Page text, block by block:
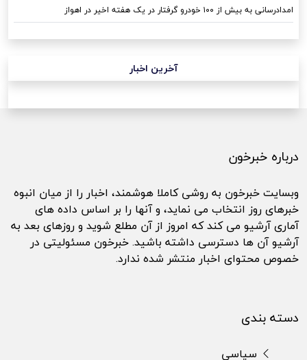
امدادرسانی به بیش از ۱۰۰ خودرو گرفتار در یک هفته اخیر در اهواز
آخرین اخبار
درباره خبرخون
وبسایت خبرخون به روشی کاملا هوشمند، اخبار را از میان انبوه
خبرهای روز انتخاب می نماید، و آنها را بر اساس داده های
آماری آرشیو می کند که امروز از آن مطلع شوید و روزهای بعد به
آرشیو آن ها دسترسی داشته باشید. خبرخون مسئولیتی در
خصوص محتوای اخبار منتشر شده ندارد.
دسته بندی
سیاسی